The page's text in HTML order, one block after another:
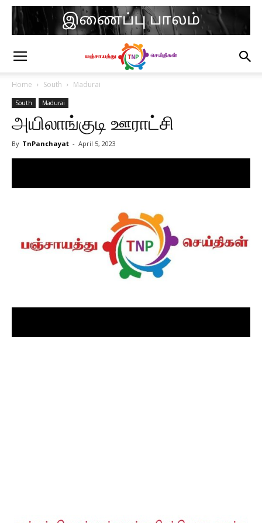
Home South Madurai
South Madurai
அயிலாங்குடி ஊராட்சி
By TnPanchayat - April 5, 2023